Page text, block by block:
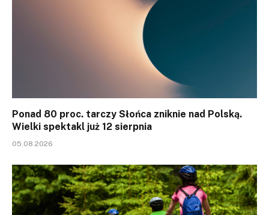
Ponad 80 proc. tarczy Słońca zniknie nad Polską.
Wielki spektakl już 12 sierpnia
05.08.2026